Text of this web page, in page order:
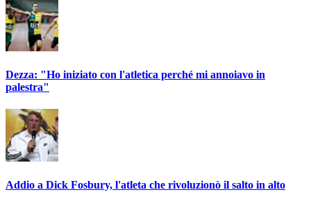
Dezza: "Ho iniziato con l'atletica perché mi annoiavo in
palestra"
Addio a Dick Fosbury, l'atleta che rivoluzionò il salto in alto